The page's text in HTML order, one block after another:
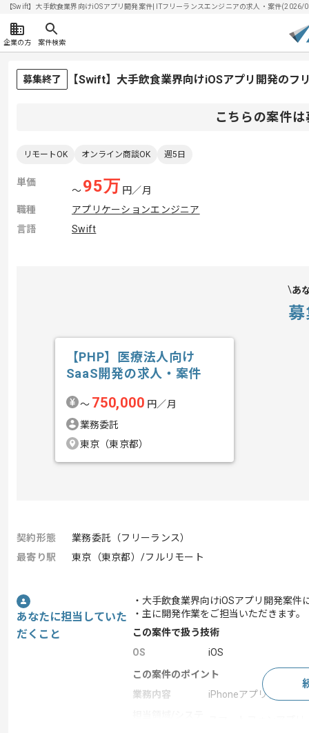
【Swift】大手飲食業界向けiOSアプリ開発案件| ITフリーランスエンジニアの求人・案件(2026/
企業の方 案件検索
募集終了 【Swift】大手飲食業界向けiOSアプリ開発のフ
こちらの案件
リモートOK オンライン商談OK 週5日
単価
〜95万 円／月
職種
アプリケーションエンジニア
言語
Swift
あ
【PHP】医療法人向け
SaaS開発の求人・案件
〜 750,000 円／月
業務委託
東京（東京都）
契約形態
業務委託（フリーランス）
最寄り駅
東京（東京都）/フルリモート
あなたに担当していた
だくこと
・大手飲食業界向けiOSアプリ開発案件
・主に開発作業をご担当いただきます。
この案件で扱う技術
OS
iOS
この案件のポイント
業務内容
iPhoneアプリ , 受託開